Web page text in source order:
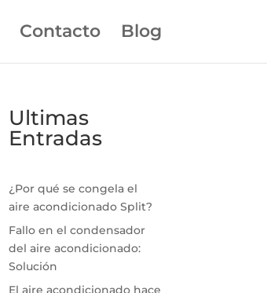
Contacto Blog
Ultimas
Entradas
¿Por qué se congela el
aire acondicionado Split?
Fallo en el condensador
del aire acondicionado:
Solución
El aire acondicionado hace